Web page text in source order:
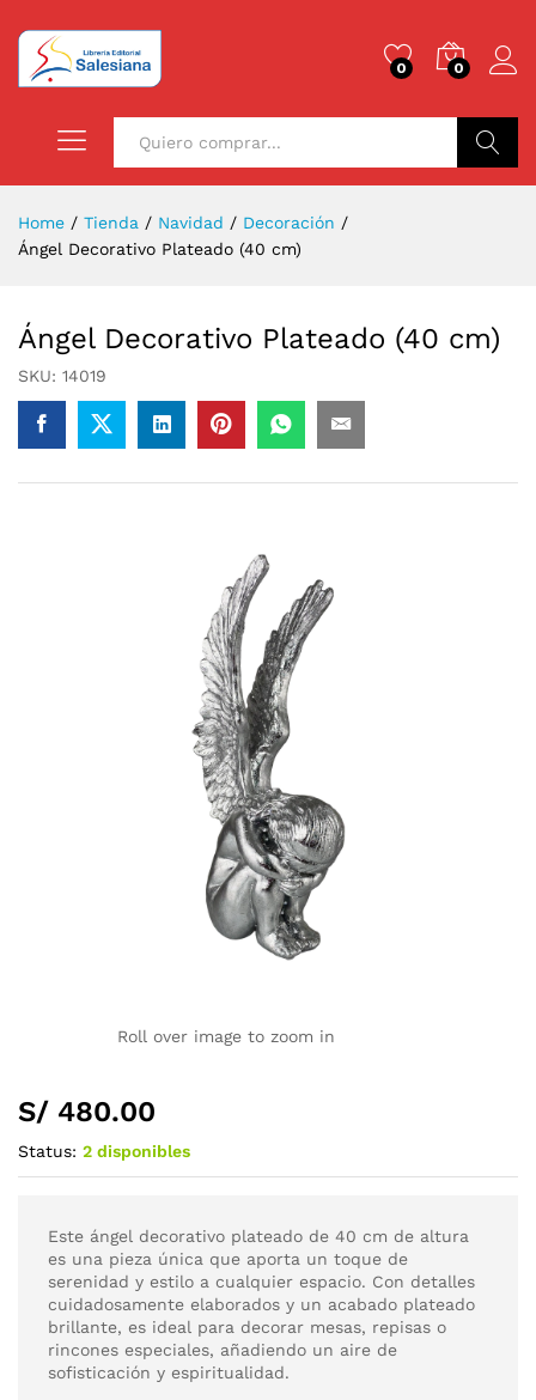
0 0
Home / Tienda / Navidad / Decoración /
Ángel Decorativo Plateado (40 cm)
Ángel Decorativo Plateado (40 cm)
SKU: 14019
Roll over image to zoom in
S/ 480.00
Status: 2 disponibles
Este ángel decorativo plateado de 40 cm de altura
es una pieza única que aporta un toque de
serenidad y estilo a cualquier espacio. Con detalles
cuidadosamente elaborados y un acabado plateado
brillante, es ideal para decorar mesas, repisas o
rincones especiales, añadiendo un aire de
sofisticación y espiritualidad.